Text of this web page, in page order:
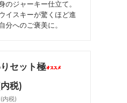
のジャーキー仕立て。
イスキーが驚くほど進
分へのご褒美に。
セット極
税)
内税)